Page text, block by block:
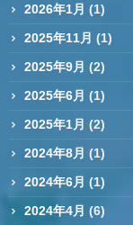
2026年1月 (1)
2025年11月 (1)
2025年9月 (2)
2025年6月 (1)
2025年1月 (2)
2024年8月 (1)
2024年6月 (1)
2024年4月 (6)